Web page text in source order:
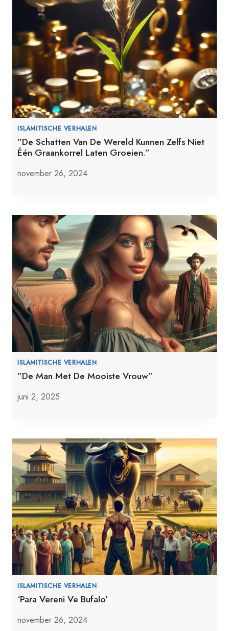
ISLAMITISCHE VERHALEN
”De Schatten Van De Wereld Kunnen Zelfs Niet
Één Graankorrel Laten Groeien.”
november 26, 2024
ISLAMITISCHE VERHALEN
”De Man Met De Mooiste Vrouw”
juni 2, 2025
ISLAMITISCHE VERHALEN
‘Para Vereni Ve Bufalo’
november 26, 2024